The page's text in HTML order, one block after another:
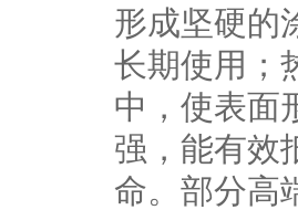
形成坚硬的
长期使用；
中，使表面
强，能有效
命。部分高